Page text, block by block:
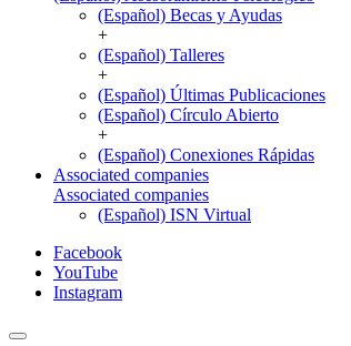
(Español) Becas y Ayudas
+
(Español) Talleres
+
(Español) Últimas Publicaciones
(Español) Círculo Abierto
+
(Español) Conexiones Rápidas
Associated companies
Associated companies
(Español) ISN Virtual
Facebook
YouTube
Instagram